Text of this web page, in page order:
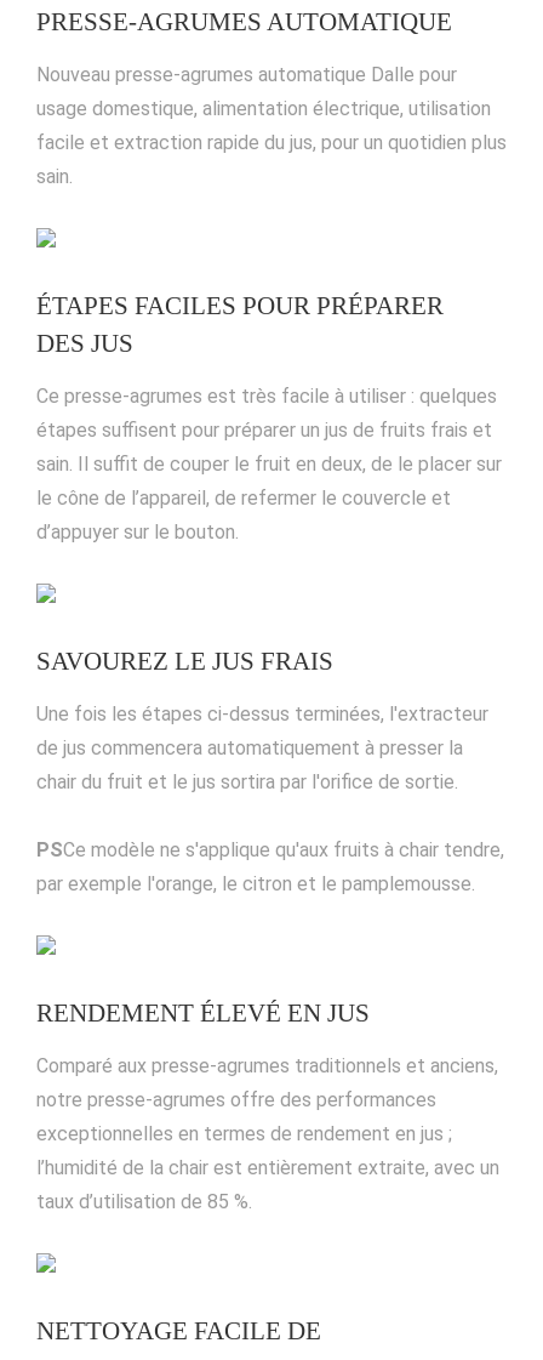
PRESSE-AGRUMES AUTOMATIQUE
Nouveau presse-agrumes automatique Dalle pour
usage domestique, alimentation électrique, utilisation
facile et extraction rapide du jus, pour un quotidien plus
sain.
ÉTAPES FACILES POUR PRÉPARER
DES JUS
Ce presse-agrumes est très facile à utiliser : quelques
étapes suffisent pour préparer un jus de fruits frais et
sain. Il suffit de couper le fruit en deux, de le placer sur
le cône de l’appareil, de refermer le couvercle et
d’appuyer sur le bouton.
SAVOUREZ LE JUS FRAIS
Une fois les étapes ci-dessus terminées, l'extracteur
de jus commencera automatiquement à presser la
chair du fruit et le jus sortira par l'orifice de sortie.
PSCe modèle ne s'applique qu'aux fruits à chair tendre,
par exemple l'orange, le citron et le pamplemousse.
RENDEMENT ÉLEVÉ EN JUS
Comparé aux presse-agrumes traditionnels et anciens,
notre presse-agrumes offre des performances
exceptionnelles en termes de rendement en jus ;
l’humidité de la chair est entièrement extraite, avec un
taux d’utilisation de 85 %.
NETTOYAGE FACILE DE